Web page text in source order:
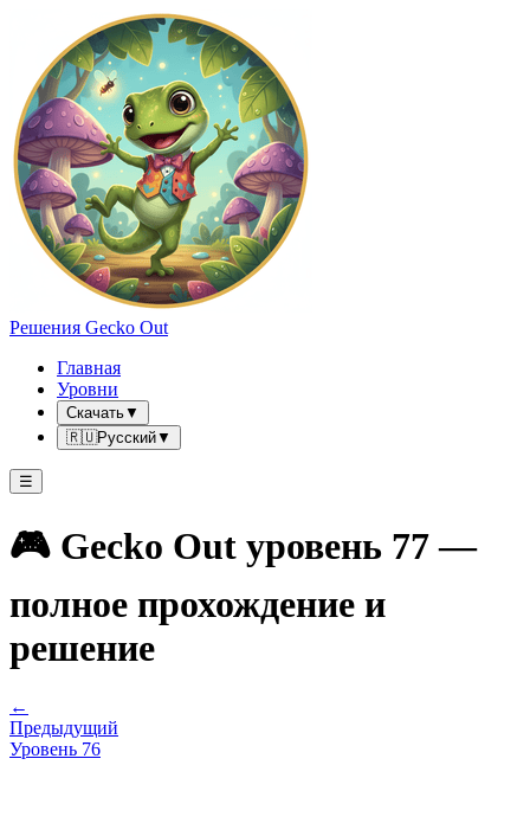
Решения Gecko Out
Главная
Уровни
Скачать▼
🇷🇺Русский▼
☰
🎮 Gecko Out уровень 77 —
полное прохождение и
решение
←
Предыдущий
Уровень 76